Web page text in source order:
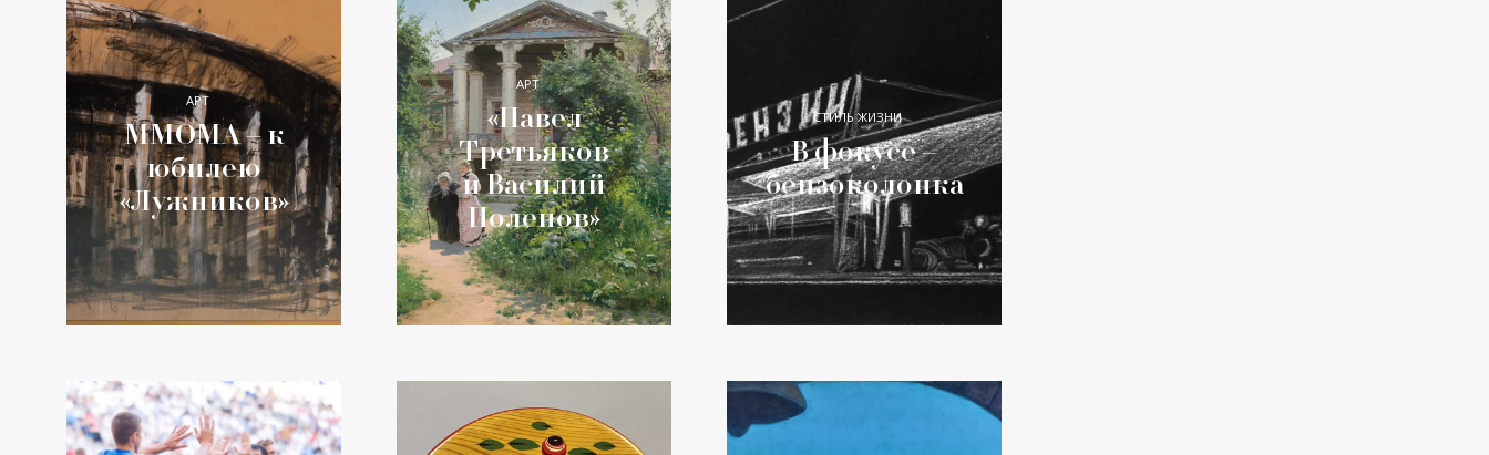
АРТ
ММОМА – к
юбилею
«Лужников»
АРТ
«Павел
Третьяков
и Василий
Поленов»
СТИЛЬ ЖИЗНИ
В фокусе –
бензоколонка